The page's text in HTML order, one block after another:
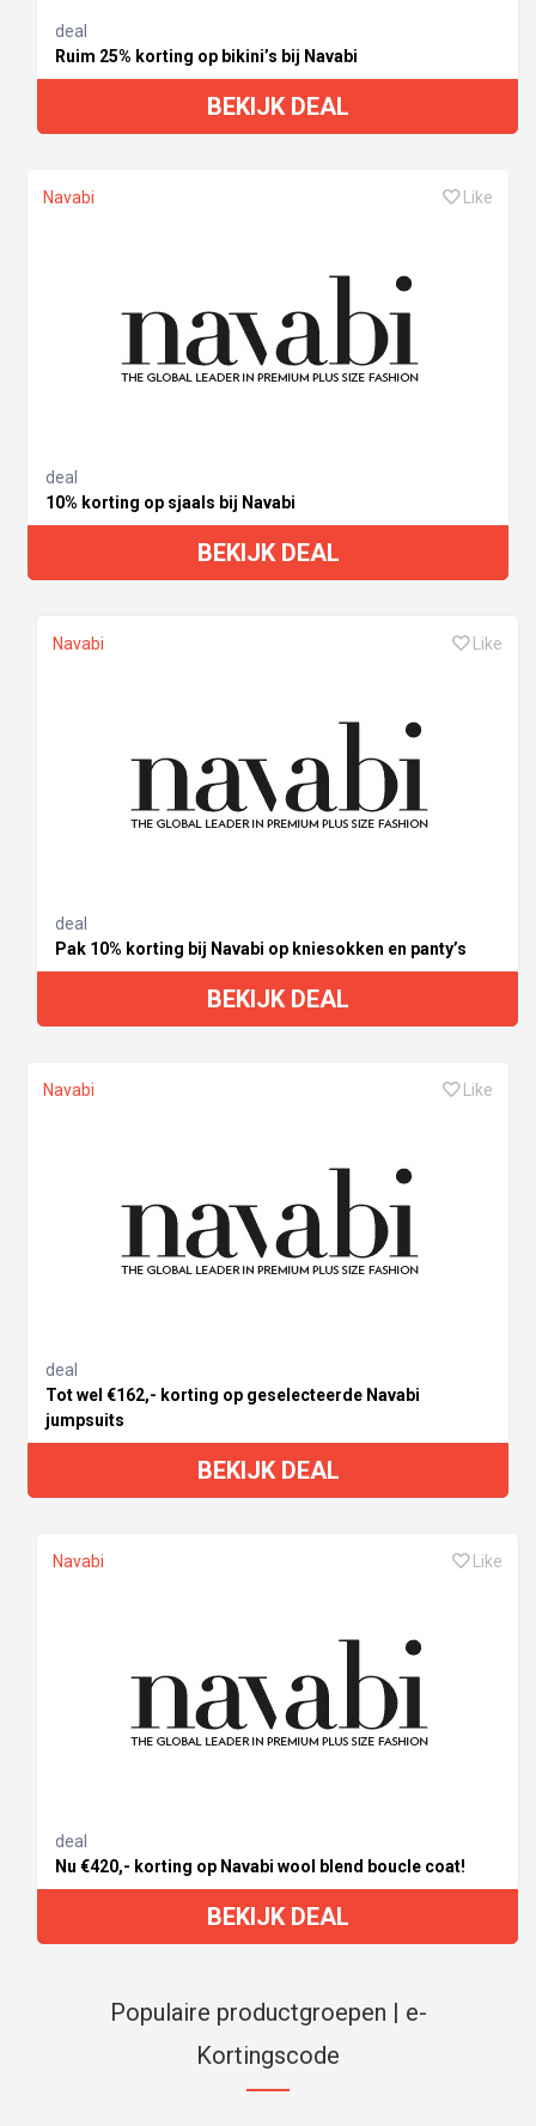
deal
Ruim 25% korting op bikini’s bij Navabi
BEKIJK DEAL
Navabi Like
deal
10% korting op sjaals bij Navabi
BEKIJK DEAL
Navabi Like
deal
Pak 10% korting bij Navabi op kniesokken en panty’s
BEKIJK DEAL
Navabi Like
deal
Tot wel €162,- korting op geselecteerde Navabi
jumpsuits
BEKIJK DEAL
Navabi Like
deal
Nu €420,- korting op Navabi wool blend boucle coat!
BEKIJK DEAL
Populaire productgroepen | e-
Kortingscode